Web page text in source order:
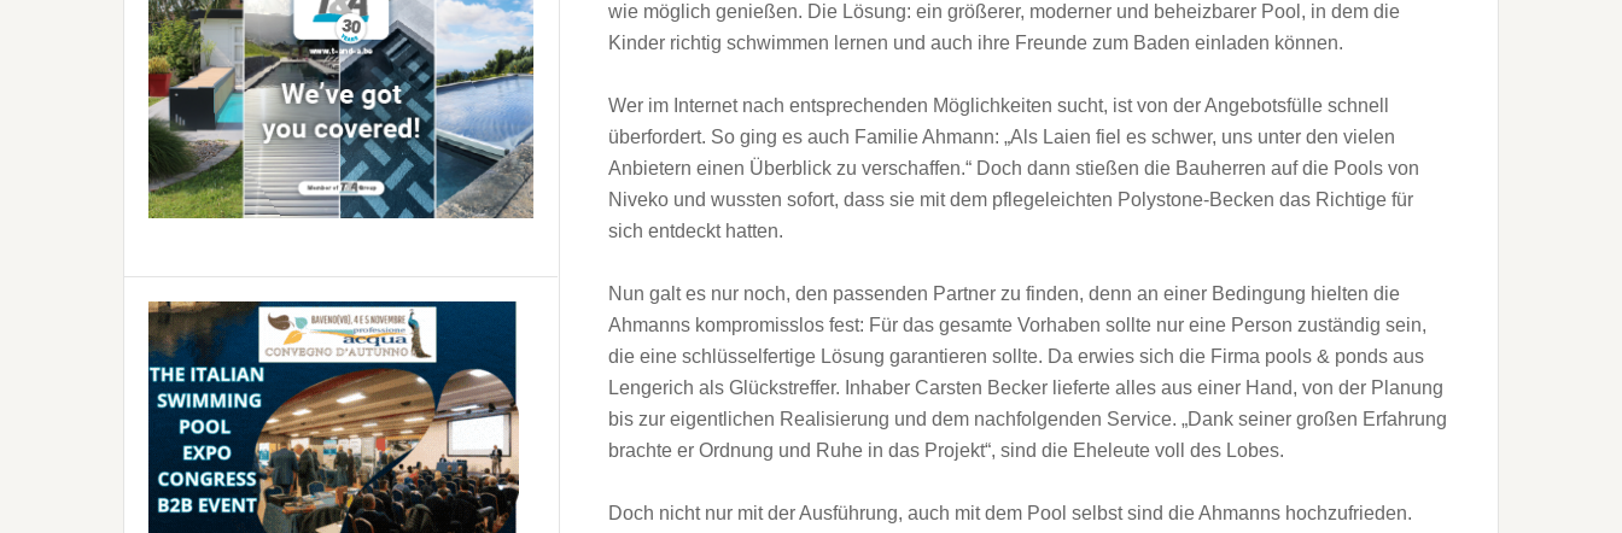
wie möglich genießen. Die Lösung: ein größerer, moderner und beheizbarer Pool, in dem die
Kinder richtig schwimmen lernen und auch ihre Freunde zum Baden einladen können.
Wer im Internet nach entsprechenden Möglichkeiten sucht, ist von der Angebotsfülle schnell
überfordert. So ging es auch Familie Ahmann: „Als Laien fiel es schwer, uns unter den vielen
Anbietern einen Überblick zu verschaffen.“ Doch dann stießen die Bauherren auf die Pools von
Niveko und wussten sofort, dass sie mit dem pflegeleichten Polystone-Becken das Richtige für
sich entdeckt hatten.
Nun galt es nur noch, den passenden Partner zu finden, denn an einer Bedingung hielten die
Ahmanns kompromisslos fest: Für das gesamte Vorhaben sollte nur eine Person zuständig sein,
die eine schlüsselfertige Lösung garantieren sollte. Da erwies sich die Firma pools & ponds aus
Lengerich als Glückstreffer. Inhaber Carsten Becker lieferte alles aus einer Hand, von der Planung
bis zur eigentlichen Realisierung und dem nachfolgenden Service. „Dank seiner großen Erfahrung
brachte er Ordnung und Ruhe in das Projekt“, sind die Eheleute voll des Lobes.
Doch nicht nur mit der Ausführung, auch mit dem Pool selbst sind die Ahmanns hochzufrieden.